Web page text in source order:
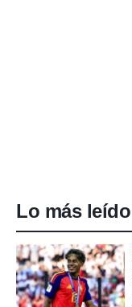
Lo más leído